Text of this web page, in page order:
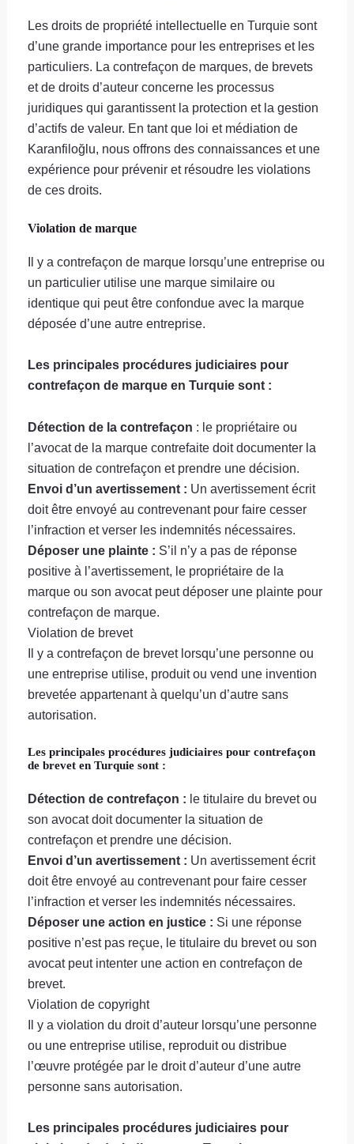
Les droits de propriété intellectuelle en Turquie sont
d’une grande importance pour les entreprises et les
particuliers. La contrefaçon de marques, de brevets
et de droits d’auteur concerne les processus
juridiques qui garantissent la protection et la gestion
d’actifs de valeur. En tant que loi et médiation de
Karanfiloğlu, nous offrons des connaissances et une
expérience pour prévenir et résoudre les violations
de ces droits.
Violation de marque
Il y a contrefaçon de marque lorsqu’une entreprise ou
un particulier utilise une marque similaire ou
identique qui peut être confondue avec la marque
déposée d’une autre entreprise.
Les principales procédures judiciaires pour
contrefaçon de marque en Turquie sont :
Détection de la contrefaçon : le propriétaire ou
l’avocat de la marque contrefaite doit documenter la
situation de contrefaçon et prendre une décision.
Envoi d’un avertissement : Un avertissement écrit
doit être envoyé au contrevenant pour faire cesser
l’infraction et verser les indemnités nécessaires.
Déposer une plainte : S’il n’y a pas de réponse
positive à l’avertissement, le propriétaire de la
marque ou son avocat peut déposer une plainte pour
contrefaçon de marque.
Violation de brevet
Il y a contrefaçon de brevet lorsqu’une personne ou
une entreprise utilise, produit ou vend une invention
brevetée appartenant à quelqu’un d’autre sans
autorisation.
Les principales procédures judiciaires pour contrefaçon
de brevet en Turquie sont :
Détection de contrefaçon : le titulaire du brevet ou
son avocat doit documenter la situation de
contrefaçon et prendre une décision.
Envoi d’un avertissement : Un avertissement écrit
doit être envoyé au contrevenant pour faire cesser
l’infraction et verser les indemnités nécessaires.
Déposer une action en justice : Si une réponse
positive n’est pas reçue, le titulaire du brevet ou son
avocat peut intenter une action en contrefaçon de
brevet.
Violation de copyright
Il y a violation du droit d’auteur lorsqu’une personne
ou une entreprise utilise, reproduit ou distribue
l’œuvre protégée par le droit d’auteur d’une autre
personne sans autorisation.
Les principales procédures judiciaires pour